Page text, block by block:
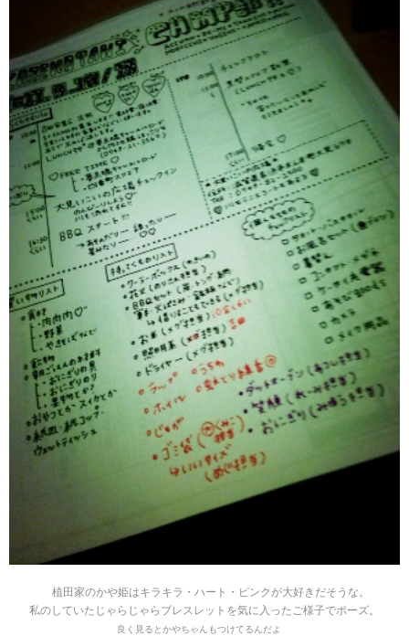
植田家のかや姫はキラキラ・ハート・ピンクが大好きだそうな。
私のしていたじゃらじゃらブレスレットを気に入ったご様子でポーズ。
良く見るとかやちゃんもつけてるんだよ